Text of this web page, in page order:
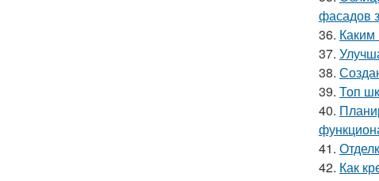
фасадов
36.
37.
38.
39. Топ
40.
41.
42. Как